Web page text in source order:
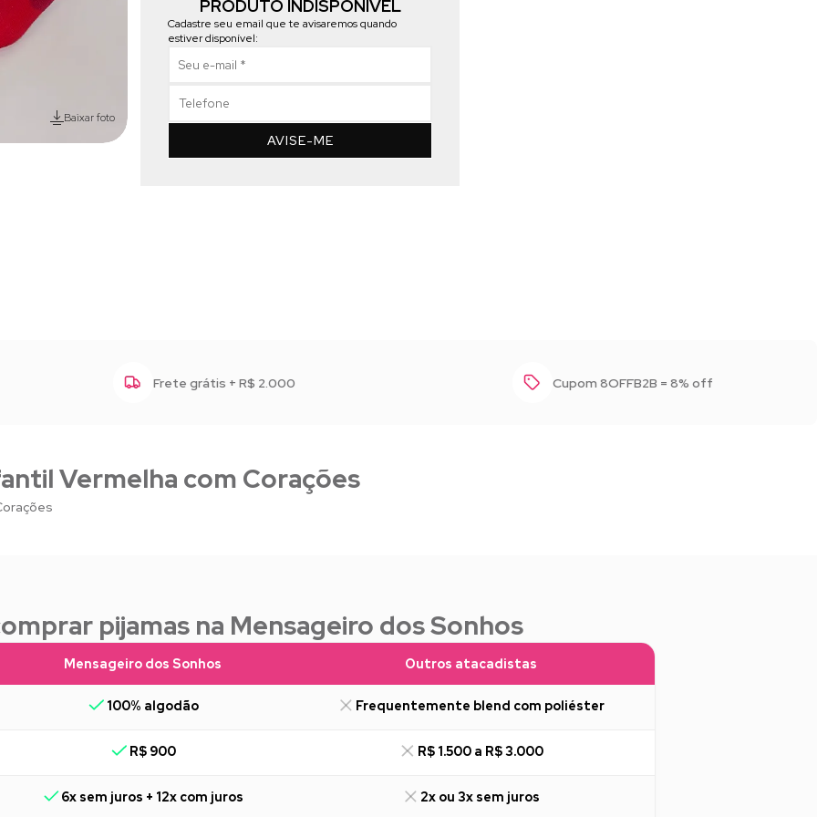
Baixar foto
PRODUTO INDISPONÍVEL
Cadastre seu email que te avisaremos quando
estiver disponível:
AVISE-ME
Frete grátis + R$ 2.000 Cupom 8OFFB2B = 8% off
Vermelha com Corações
pijamas na Mensageiro dos Sonhos
Mensageiro dos Sonhos Outros atacadistas
100% algodão Frequentemente blend com poliéster
R$ 900 R$ 1.500 a R$ 3.000
6x sem juros + 12x com juros 2x ou 3x sem juros